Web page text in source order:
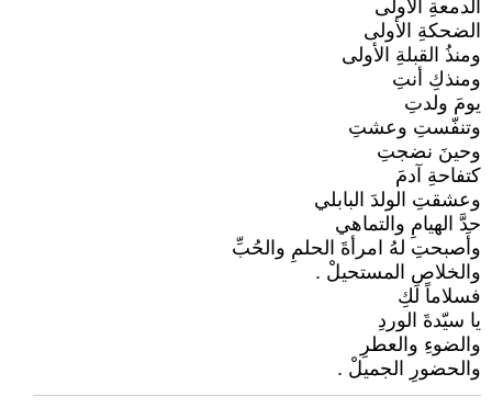
الدمعةِ الأولى
الضحكةِ الأولى
ومنذُ القبلةِ الأولى
ومنذكِ أنتِ
يومَ ولدتِ
وتنفّستِ وعشتِ
وحينَ نضجتِ
كتفاحةِ آدمَ
وعشقتِ الولدَ البابلي
حدَّ الهيامِ والتماهي
وأَصبحتِ لهُ امرأةَ الحلمِ والحُبِّ
والخلاصِ المستحيلْ .
فسلاماً لكِ
يا سيّدةَ الوردِ
والضوءِ والعطرِ
والحضورِ الجميلْ .